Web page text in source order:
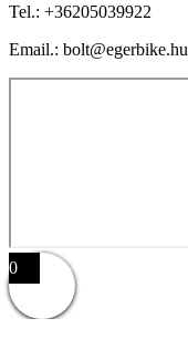
Tel.: +36205039922
Email.: bolt@egerbike.hu
0